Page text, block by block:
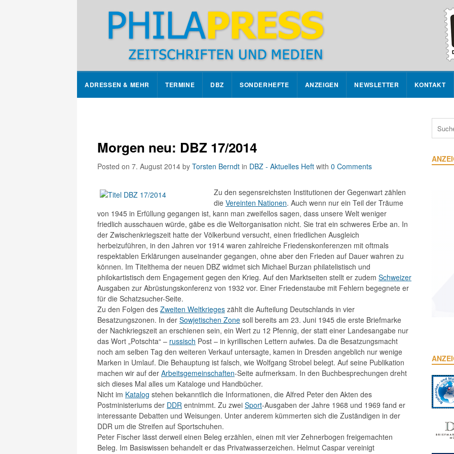
ADRESSEN & MEHR TERMINE DBZ SONDERHEFTE ANZEIGEN NEWSLETTER KONTAKT
Morgen neu: DBZ 17/2014
Posted on 7. August 2014 by Torsten Berndt in DBZ - Aktuelles Heft with 0 Comments
Zu den segensreichsten Institutionen der Gegenwart zählen
die Vereinten Nationen. Auch wenn nur ein Teil der Träume
von 1945 in Erfüllung gegangen ist, kann man zweifellos sagen, dass unsere Welt weniger
friedlich ausschauen würde, gäbe es die Weltorganisation nicht. Sie trat ein schweres Erbe an. In
der Zwischenkriegszeit hatte der Völkerbund versucht, einen friedlichen Ausgleich
herbeizuführen, in den Jahren vor 1914 waren zahlreiche Friedenskonferenzen mit oftmals
respektablen Erklärungen auseinander gegangen, ohne aber den Frieden auf Dauer wahren zu
können. Im Titelthema der neuen DBZ widmet sich Michael Burzan philatelistisch und
philokartistisch dem Engagement gegen den Krieg. Auf den Marktseiten stellt er zudem Schweizer
Ausgaben zur Abrüstungskonferenz von 1932 vor. Einer Friedenstaube mit Fehlern begegnete er
für die Schatzsucher-Seite.
Zu den Folgen des Zweiten Weltkrieges zählt die Aufteilung Deutschlands in vier
Besatzungszonen. In der Sowjetischen Zone soll bereits am 23. Juni 1945 die erste Briefmarke
der Nachkriegszeit an erschienen sein, ein Wert zu 12 Pfennig, der statt einer Landesangabe nur
das Wort „Potschta“ – russisch Post – in kyrillischen Lettern aufwies. Da die Besatzungsmacht
noch am selben Tag den weiteren Verkauf untersagte, kamen in Dresden angeblich nur wenige
Marken in Umlauf. Die Behauptung ist falsch, wie Wolfgang Strobel belegt. Auf seine Publikation
machen wir auf der Arbeitsgemeinschaften-Seite aufmerksam. In den Buchbesprechungen dreht
sich dieses Mal alles um Kataloge und Handbücher.
Nicht im Katalog stehen bekanntlich die Informationen, die Alfred Peter den Akten des
Postministeriums der DDR entnimmt. Zu zwei Sport-Ausgaben der Jahre 1968 und 1969 fand er
interessante Debatten und Weisungen. Unter anderem kümmerten sich die Zuständigen in der
DDR um die Streifen auf Sportschuhen.
Peter Fischer lässt derweil einen Beleg erzählen, einen mit vier Zehnerbogen freigemachten
Beleg. Im Basiswissen behandelt er das Privatwasserzeichen. Helmut Caspar vereinigt